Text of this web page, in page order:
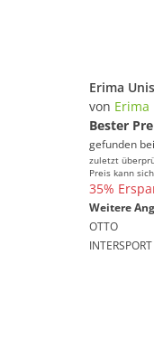
von Erima
Bester
gefunden bei
zuletzt
Preis kann
35%
Weitere
OTTO
INTERSPORT